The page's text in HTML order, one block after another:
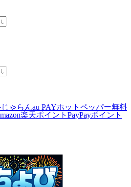
じゃらんau PAYホットペッパー無料
楽天ポイント PayPayポイント